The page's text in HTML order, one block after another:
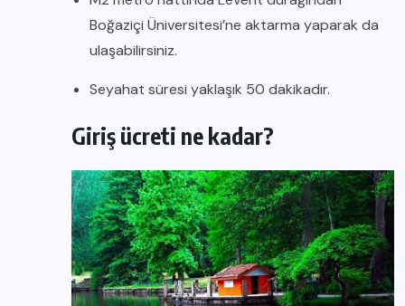
Boğaziçi Üniversitesi’ne aktarma yaparak da
ulaşabilirsiniz.
Seyahat süresi yaklaşık 50 dakikadır.
Giriş ücreti ne kadar?